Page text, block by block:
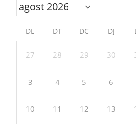
DL DT DC DJ
27 28 29 30
3 4 5 6
10 11 12 13